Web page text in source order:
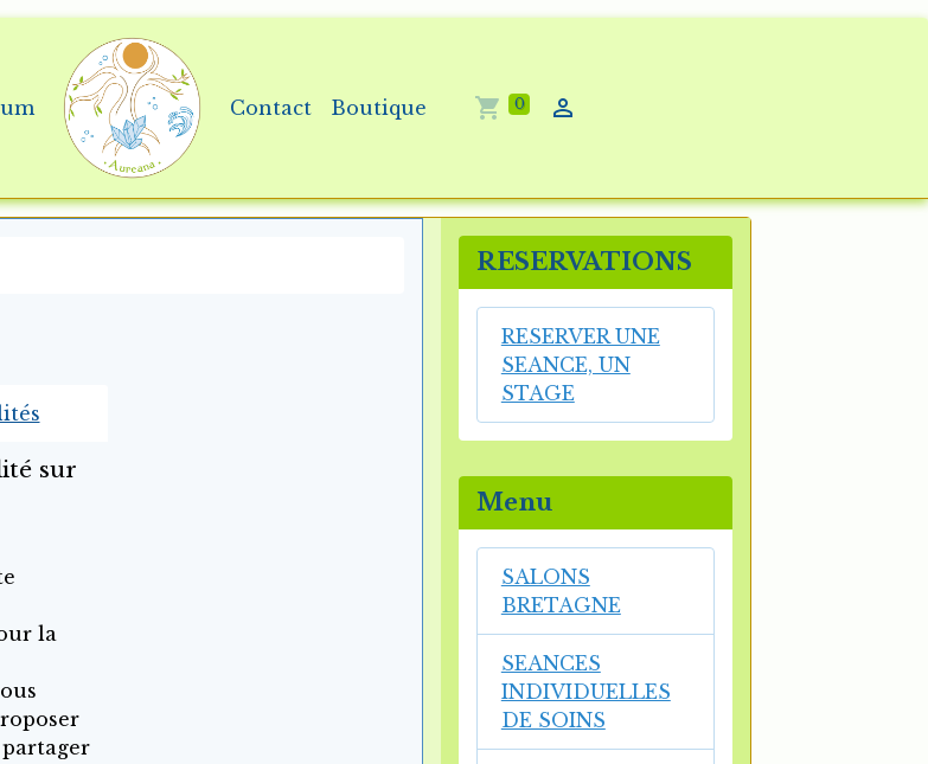
Contact Boutique 0
sur
la
RESERVATIONS
RESERVER UNE
SEANCE, UN
STAGE
Menu
SALONS
BRETAGNE
SEANCES
INDIVIDUELLES
DE SOINS